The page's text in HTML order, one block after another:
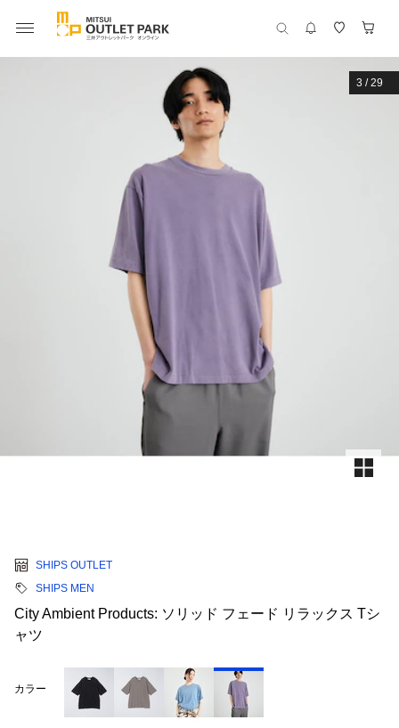
3 /29
SHIPS OUTLET
SHIPS MEN
City Ambient Products: ソリッド フェード リラックス Tシ
ャツ
カラー